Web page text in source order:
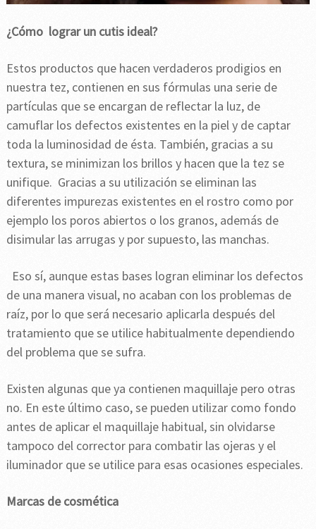
¿Cómo lograr un cutis ideal?
Estos productos que hacen verdaderos prodigios en
nuestra tez, contienen en sus fórmulas una serie de
partículas que se encargan de reflectar la luz, de
camuflar los defectos existentes en la piel y de captar
toda la luminosidad de ésta. También, gracias a su
textura, se minimizan los brillos y hacen que la tez se
unifique. Gracias a su utilización se eliminan las
diferentes impurezas existentes en el rostro como por
ejemplo los poros abiertos o los granos, además de
disimular las arrugas y por supuesto, las manchas.
Eso sí, aunque estas bases logran eliminar los defectos
de una manera visual, no acaban con los problemas de
raíz, por lo que será necesario aplicarla después del
tratamiento que se utilice habitualmente dependiendo
del problema que se sufra.
Existen algunas que ya contienen maquillaje pero otras
no. En este último caso, se pueden utilizar como fondo
antes de aplicar el maquillaje habitual, sin olvidarse
tampoco del corrector para combatir las ojeras y el
iluminador que se utilice para esas ocasiones especiales.
Marcas de cosmética